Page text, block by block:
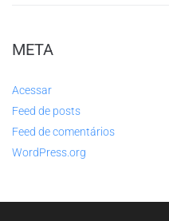
META
Acessar
Feed de posts
Feed de comentários
WordPress.org